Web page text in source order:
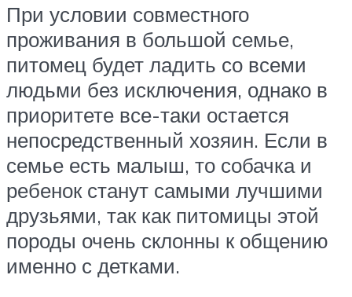
При условии совместного
проживания в большой семье,
питомец будет ладить со всеми
людьми без исключения, однако в
приоритете все-таки остается
непосредственный хозяин. Если в
семье есть малыш, то собачка и
ребенок станут самыми лучшими
друзьями, так как питомицы этой
породы очень склонны к общению
именно с детками.